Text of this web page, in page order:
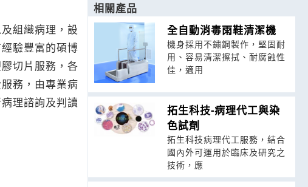
組織病理，設
驗豐富的碩博
切片服務，各
務，由專業病
理諮詢及判讀
相關產品
全自動消毒雨鞋清潔機
機身採用不鏽鋼製作，堅固耐
用、容易清潔擦拭、耐腐蝕性
佳，適用
拓生科技-病理代工與染
色試劑
拓生科技病理代工服務，結合
國內外可運用於臨床及研究之
技術，應